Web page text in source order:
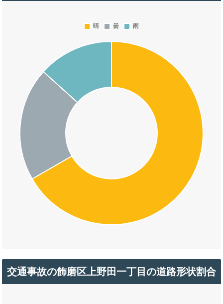
交通事故の飾磨区上野田一丁目の道路形状割合